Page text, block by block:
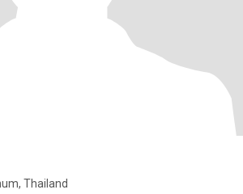
Thailand